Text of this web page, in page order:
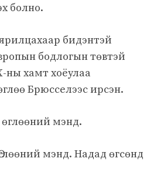
болно.
бидэнтэй
бодлогын төвтэй
хамт хоёулаа
Брюсселээс ирсэн.
мэнд.
мэнд. Надад өгсөнд